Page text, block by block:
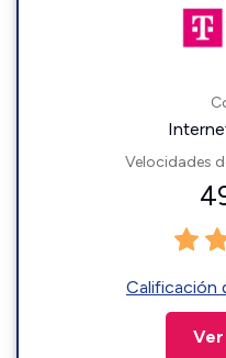
Velocidades
Calificación
Ver